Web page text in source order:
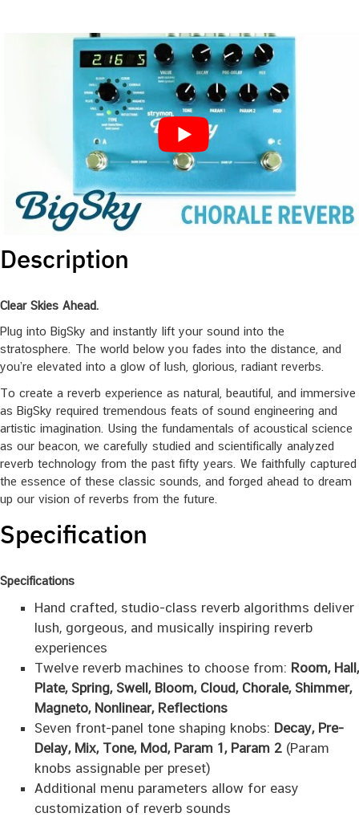
Description
Clear Skies Ahead.
Plug into BigSky and instantly lift your sound into the
stratosphere. The world below you fades into the distance, and
you’re elevated into a glow of lush, glorious, radiant reverbs.
To create a reverb experience as natural, beautiful, and immersive
as BigSky required tremendous feats of sound engineering and
artistic imagination. Using the fundamentals of acoustical science
as our beacon, we carefully studied and scientifically analyzed
reverb technology from the past fifty years. We faithfully captured
the essence of these classic sounds, and forged ahead to dream
up our vision of reverbs from the future.
Specification
Specifications
Hand crafted, studio-class reverb algorithms deliver
lush, gorgeous, and musically inspiring reverb
experiences
Twelve reverb machines to choose from: Room, Hall,
Plate, Spring, Swell, Bloom, Cloud, Chorale, Shimmer,
Magneto, Nonlinear, Reflections
Seven front-panel tone shaping knobs: Decay, Pre-
Delay, Mix, Tone, Mod, Param 1, Param 2(Param
knobs assignable per preset)
Additional menu parameters allow for easy
customization of reverb sounds